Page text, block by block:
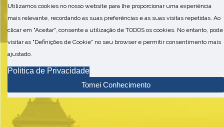
Utilizamos cookies no nosso website para lhe proporcionar uma experiência
mais relevante, recordando as suas preferências e as suas visitas repetidas. Ao
clicar em "Aceitar", consente a utilização de TODOS os cookies. No entanto, pode
visitar as "Definições de Cookie" no seu browser e permitir consentimento mais
ajustado.
Politica de Privacidade
Tomei Conhecimento